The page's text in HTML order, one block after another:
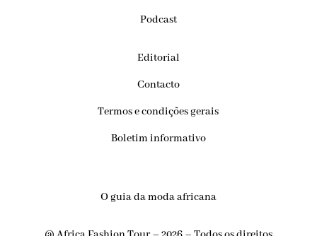
Podcast
Editorial
Contacto
Termos e condições gerais
Boletim informativo
O guia da moda africana